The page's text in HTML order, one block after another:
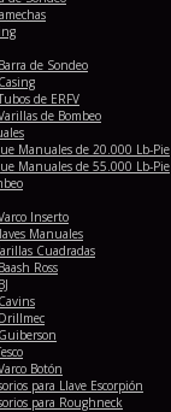
de Sondeo
de ERFV
de Bombeo
Manuales de 20.000 Lb-Pie
Manuales de 55.000 Lb-Pie
Inserto
Manuales
Cuadradas
Ross
Botón
para Llave Escorpión
para Roughneck